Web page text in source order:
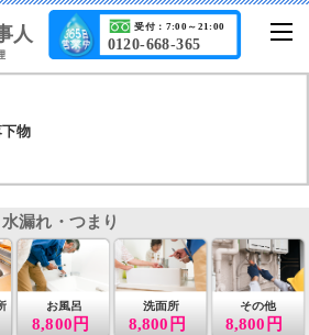
人 0120-668-365
受付：7:00～21:00
物
お風呂
8,800円
洗面所
8,800円
その他
8,800円
水漏れ・つまり